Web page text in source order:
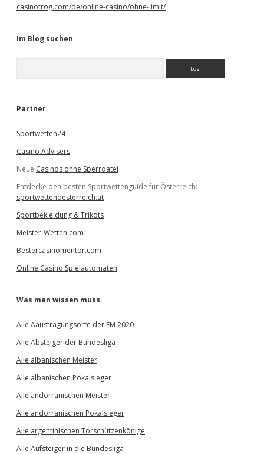
casinofrog.com/de/online-casino/ohne-limit/
Im Blog suchen
e
Partner
Sportwetten24
Casino Advisers
Neue Casinos ohne Sperrdatei
Entdecke den besten Sportwettenguide für Österreich:
sportwettenoesterreich.at
Sportbekleidung & Trikots
Meister-Wetten.com
Bestercasinomentor.com
Online Casino Spielautomaten
Was man wissen muss
Alle Aaustragungsorte der EM 2020
Alle Absteiger der Bundesliga
Alle albanischen Meister
Alle albanischen Pokalsieger
Alle andorranischen Meister
Alle andorranischen Pokalsieger
Alle argentinischen Torschützenkönige
Alle Aufsteiger in die Bundesliga